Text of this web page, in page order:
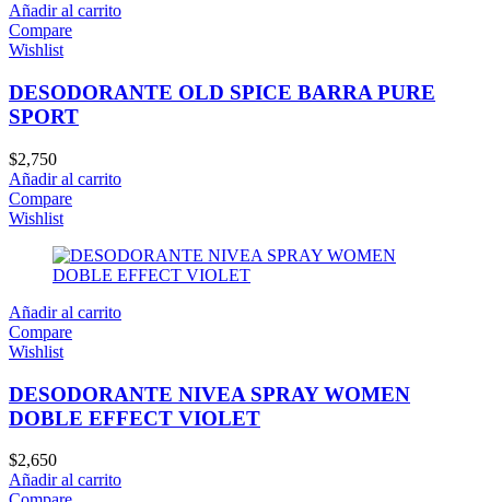
Añadir al carrito
Compare
Wishlist
DESODORANTE OLD SPICE BARRA PURE
SPORT
$2,750
Añadir al carrito
Compare
Wishlist
Añadir al carrito
Compare
Wishlist
DESODORANTE NIVEA SPRAY WOMEN
DOBLE EFFECT VIOLET
$2,650
Añadir al carrito